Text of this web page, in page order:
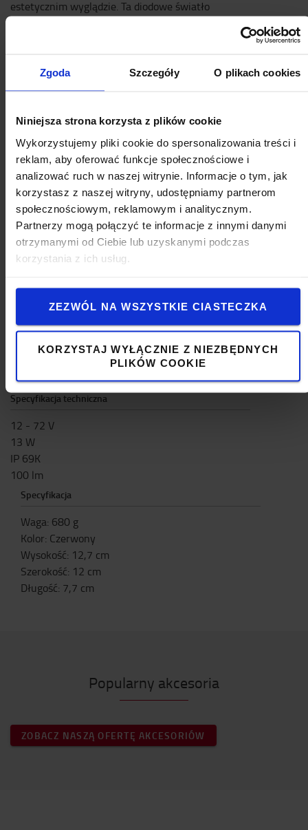
Zgoda Szczegóły O plikach cookies
Niniejsza strona korzysta z plików cookie
Wykorzystujemy pliki cookie do spersonalizowania treści i
reklam, aby oferować funkcje społecznościowe i
analizować ruch w naszej witrynie. Informacje o tym, jak
korzystasz z naszej witryny, udostępniamy partnerom
społecznościowym, reklamowym i analitycznym.
Partnerzy mogą połączyć te informacje z innymi danymi
otrzymanymi od Ciebie lub uzyskanymi podczas
korzystania z ich usług.
ZEZWÓL NA WSZYSTKIE CIASTECZKA
KORZYSTAJ WYŁĄCZNIE Z NIEZBĘDNYCH
PLIKÓW COOKIE
estetycznim wyglądzie. Ta diodowe światło
innych, pojazdach budowlanych i sprzęcie
rolniczym. Dostępne w dwóch różnych
najlepsze rozwiązanie dla każdej branży i
zastosowania
Nie pozwól, by wypadki w miejscu pracy stały się
powszechne. Alarmy dźwiękowe są mniej
skuteczne w głośnym otoczeniu, gdzie mogą nie
być słyszalne. Zabezpieczenia wizualne są
skuteczniejsze, dlatego opracowaliśmy
innowacyjne nowe urządzenie zabezpieczające
zaprojektowane w celu zwiększenia widoczności i
Ten model to niezawodne, uniwersalne światło
ono dobrze widoczną strefę bezpieczeństwa, by
trzymać pracowników i pieszych z dala od
poruszających się pojazdów.
Specyfikacja techniczna
12 - 72 V
13 W
IP 69K
100 lm
Specyfikacja
Waga: 680 g
Kolor: Czerwony
Wysokość: 12,7 cm
Szerokość: 12 cm
Długość: 7,7 cm
Popularny akcesoria
ZOBACZ NASZĄ OFERTĘ AKCESORIÓW